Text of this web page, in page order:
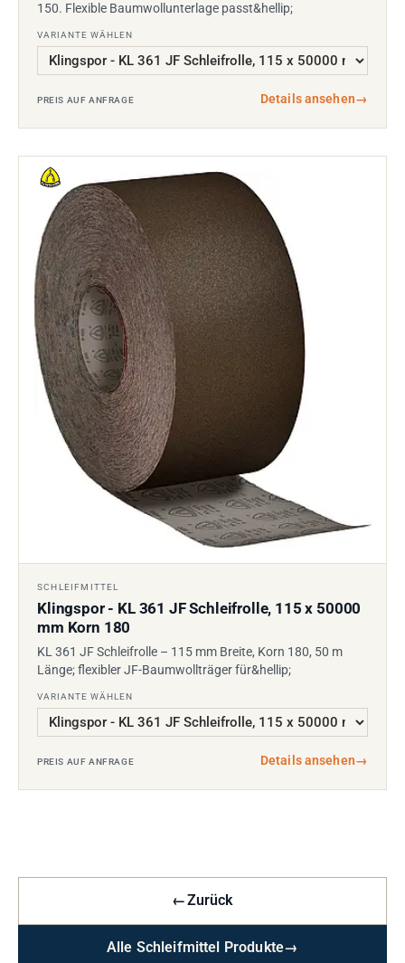
150. Flexible Baumwollunterlage passt&hellip;
VARIANTE WÄHLEN
PREIS AUF ANFRAGE Details ansehen→
SCHLEIFMITTEL
Klingspor - KL 361 JF Schleifrolle, 115 x 50000
mm Korn 180
KL 361 JF Schleifrolle – 115 mm Breite, Korn 180, 50 m
Länge; flexibler JF-Baumwollträger für&hellip;
VARIANTE WÄHLEN
PREIS AUF ANFRAGE Details ansehen→
←Zurück
Alle Schleifmittel Produkte→